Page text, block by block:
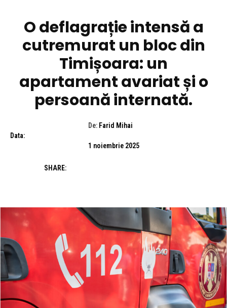
O deflagrație intensă a
cutremurat un bloc din
Timișoara: un
apartament avariat și o
persoană internată.
De: Farid Mihai
Data:
1 noiembrie 2025
SHARE: